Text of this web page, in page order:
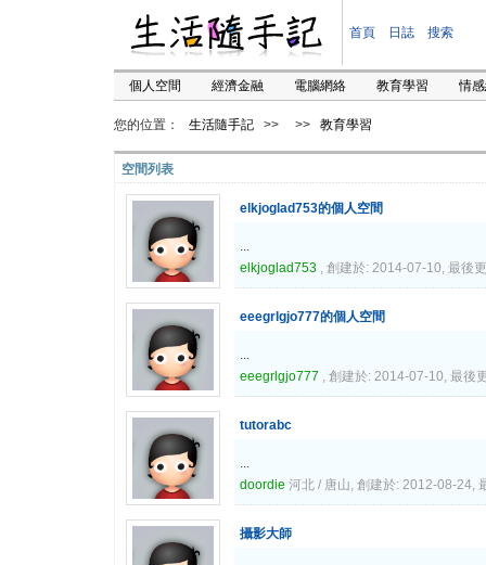
首頁 日誌 搜索
個人空間 經濟金融 電腦網絡 教育學習 情
您的位置： 生活隨手記 >> >> 教育學習
空間列表
elkjoglad753的個人空間
elkjoglad753 , 創建於: 2014-07-10, 最後
eeegrlgjo777的個人空間
eeegrlgjo777 , 創建於: 2014-07-10, 最後
tutorabc
doordie 河北 / 唐山, 創建於: 2012-08-24,
攝影大師